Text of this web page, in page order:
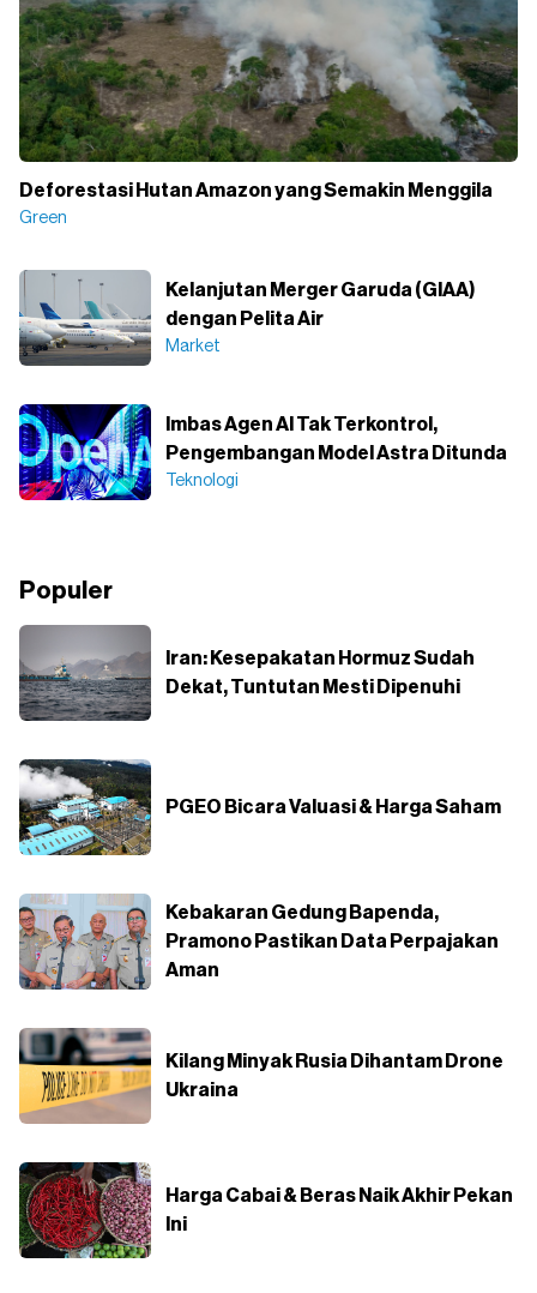
Deforestasi Hutan Amazon yang Semakin Menggila
Green
Kelanjutan Merger Garuda (GIAA)
dengan Pelita Air
Market
Imbas Agen AI Tak Terkontrol,
Pengembangan Model Astra Ditunda
Teknologi
Populer
Iran: Kesepakatan Hormuz Sudah
Dekat, Tuntutan Mesti Dipenuhi
PGEO Bicara Valuasi & Harga Saham
Kebakaran Gedung Bapenda,
Pramono Pastikan Data Perpajakan
Aman
Kilang Minyak Rusia Dihantam Drone
Ukraina
Harga Cabai & Beras Naik Akhir Pekan
Ini